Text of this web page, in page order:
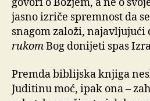
jasno izriče spremnost da
snagom založi, najavljujući
rukomBog donijeti spas
Premda biblijska knjiga
Juditinu moć, ipak ona –